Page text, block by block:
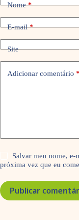
Nome*
E-mail*
Site
Adicionar comentário *
Salvar meu nome, e-
próxima vez que eu
Publicar